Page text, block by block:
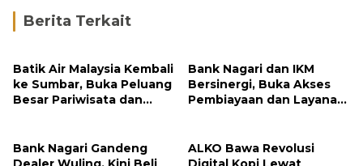
Berita Terkait
Batik Air Malaysia Kembali
ke Sumbar, Buka Peluang
Besar Pariwisata dan
Bank Nagari dan IKM
Bersinergi, Buka Akses
Pembiayaan dan Layanan
Bank Nagari Gandeng
ALKO Bawa Revolusi